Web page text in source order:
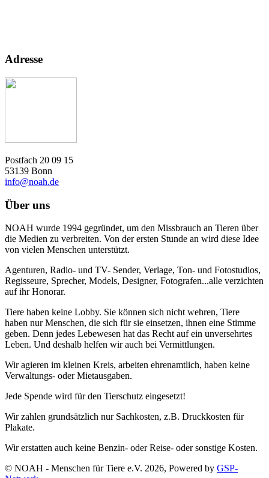
Adresse
Postfach 20 09 15
53139 Bonn
info@noah.de
Über uns
NOAH wurde 1994 gegründet, um den Missbrauch an Tieren über
die Medien zu verbreiten. Von der ersten Stunde an wird diese Idee
von vielen Menschen unterstützt.
Agenturen, Radio- und TV- Sender, Verlage, Ton- und Fotostudios,
Regisseure, Sprecher, Models, Designer, Fotografen...alle verzichten
auf ihr Honorar.
Tiere haben keine Lobby. Sie können sich nicht wehren, Tiere
haben nur Menschen, die sich für sie einsetzen, ihnen eine Stimme
geben. Denn jedes Lebewesen hat das Recht auf ein unversehrtes
Leben. Und deshalb helfen wir auch bei Vermittlungen.
Wir agieren im kleinen Kreis, arbeiten ehrenamtlich, haben keine
Verwaltungs- oder Mietausgaben.
Jede Spende wird für den Tierschutz eingesetzt!
Wir zahlen grundsätzlich nur Sachkosten, z.B. Druckkosten für
Plakate.
Wir erstatten auch keine Benzin- oder Reise- oder sonstige Kosten.
© NOAH - Menschen für Tiere e.V. 2026, Powered by GSP-